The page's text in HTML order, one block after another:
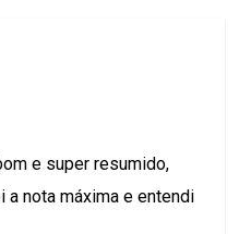
e super resumido,
a nota máxima e entendi